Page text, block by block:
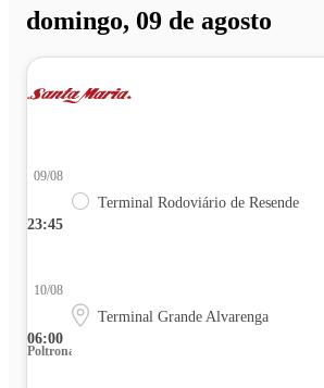
domingo, 09 de agosto
23:45
09/08
Terminal Rodoviário de Resende
06:00
10/08
Terminal Grande Alvarenga
Poltrona